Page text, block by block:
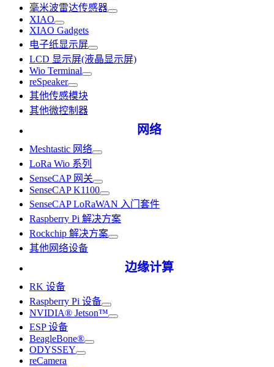
毫米波雷达传感器
XIAO
XIAO Gadgets
电子纸显示屏
LCD 显示屏(液晶显示屏)
Wio Terminal
reSpeaker
其他传感模块
其他微控制器
网络
Meshtastic 网络
LoRa Wio 系列
SenseCAP 网关
SenseCAP K1100
SenseCAP LoRaWAN 入门套件
Raspberry Pi 解决方案
Rockchip 解决方案
其他网络设备
边缘计算
RK 设备
Raspberry Pi 设备
NVIDIA® Jetson™
ESP 设备
BeagleBone®
ODYSSEY
reCamera